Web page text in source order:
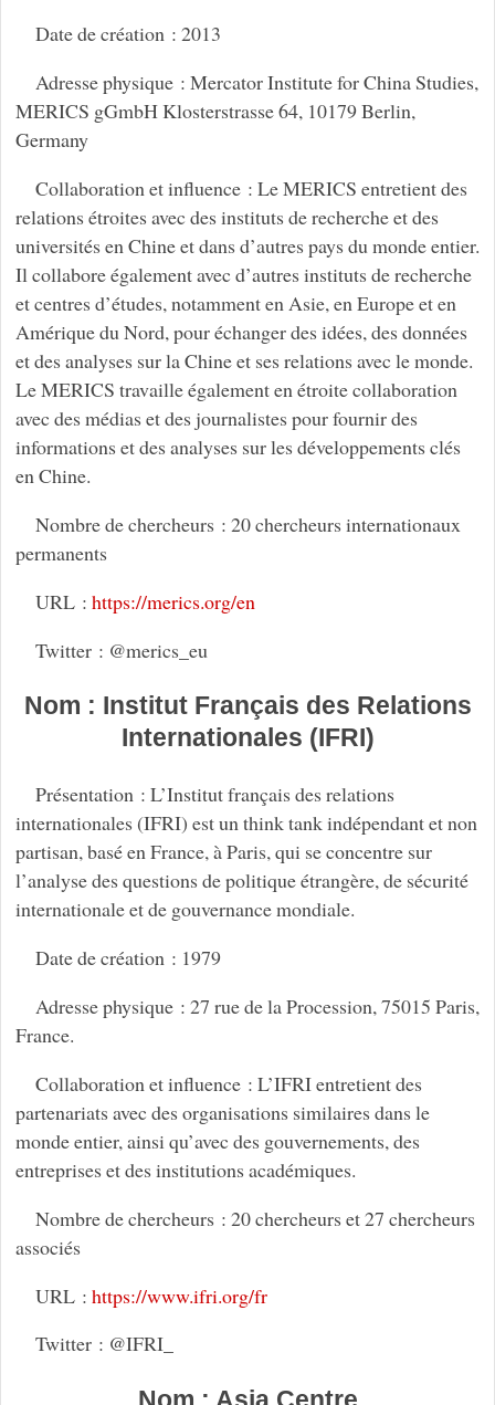
Date de création : 2013
Adresse physique : Mercator Institute for China Studies,
MERICS gGmbH Klosterstrasse 64, 10179 Berlin,
Germany
Collaboration et influence : Le MERICS entretient des
relations étroites avec des instituts de recherche et des
universités en Chine et dans d’autres pays du monde entier.
Il collabore également avec d’autres instituts de recherche
et centres d’études, notamment en Asie, en Europe et en
Amérique du Nord, pour échanger des idées, des données
et des analyses sur la Chine et ses relations avec le monde.
Le MERICS travaille également en étroite collaboration
avec des médias et des journalistes pour fournir des
informations et des analyses sur les développements clés
en Chine.
Nombre de chercheurs : 20 chercheurs internationaux
permanents
URL : https://merics.org/en
Twitter : @merics_eu
Nom : Institut Français des Relations
Internationales (IFRI)
Présentation : L’Institut français des relations
internationales (IFRI) est un think tank indépendant et non
partisan, basé en France, à Paris, qui se concentre sur
l’analyse des questions de politique étrangère, de sécurité
internationale et de gouvernance mondiale.
Date de création : 1979
Adresse physique : 27 rue de la Procession, 75015 Paris,
France.
Collaboration et influence : L’IFRI entretient des
partenariats avec des organisations similaires dans le
monde entier, ainsi qu’avec des gouvernements, des
entreprises et des institutions académiques.
Nombre de chercheurs : 20 chercheurs et 27 chercheurs
associés
URL : https://www.ifri.org/fr
Twitter : @IFRI_
Nom : Asia Centre